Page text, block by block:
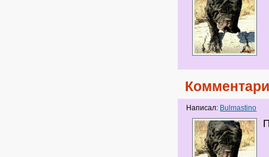
Написал: Bulmastino